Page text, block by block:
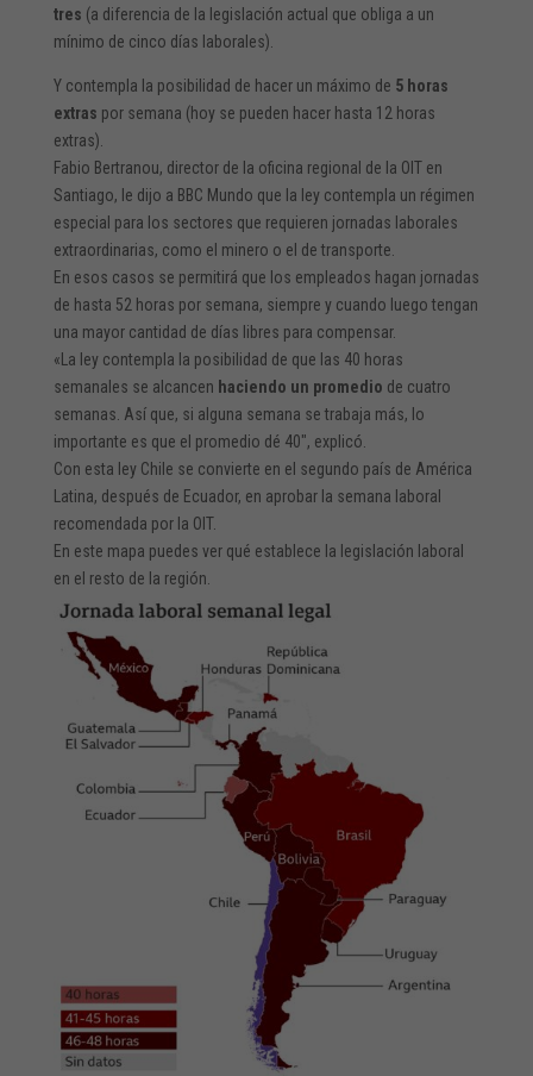
tres (a diferencia de la legislación actual que obliga a un
mínimo de cinco días laborales).
Y contempla la posibilidad de hacer un máximo de 5 horas
extras por semana (hoy se pueden hacer hasta 12 horas
extras).
Fabio Bertranou, director de la oficina regional de la OIT en
Santiago, le dijo a BBC Mundo que la ley contempla un régimen
especial para los sectores que requieren jornadas laborales
extraordinarias, como el minero o el de transporte.
En esos casos se permitirá que los empleados hagan jornadas
de hasta 52 horas por semana, siempre y cuando luego tengan
una mayor cantidad de días libres para compensar.
«La ley contempla la posibilidad de que las 40 horas
semanales se alcancen haciendo un promedio de cuatro
semanas. Así que, si alguna semana se trabaja más, lo
importante es que el promedio dé 40″, explicó.
Con esta ley Chile se convierte en el segundo país de América
Latina, después de Ecuador, en aprobar la semana laboral
recomendada por la OIT.
En este mapa puedes ver qué establece la legislación laboral
en el resto de la región.